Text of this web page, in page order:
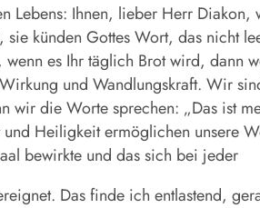
Lebens: Ihnen, lieber Herr
sie künden Gottes Wort, das nicht
wenn es Ihr täglich Brot wird, dann
und Wandlungskraft. Wir
wir die Worte sprechen: „Das ist
Heiligkeit ermöglichen unsere
bewirkte und das sich bei jeder
Das finde ich entlastend,